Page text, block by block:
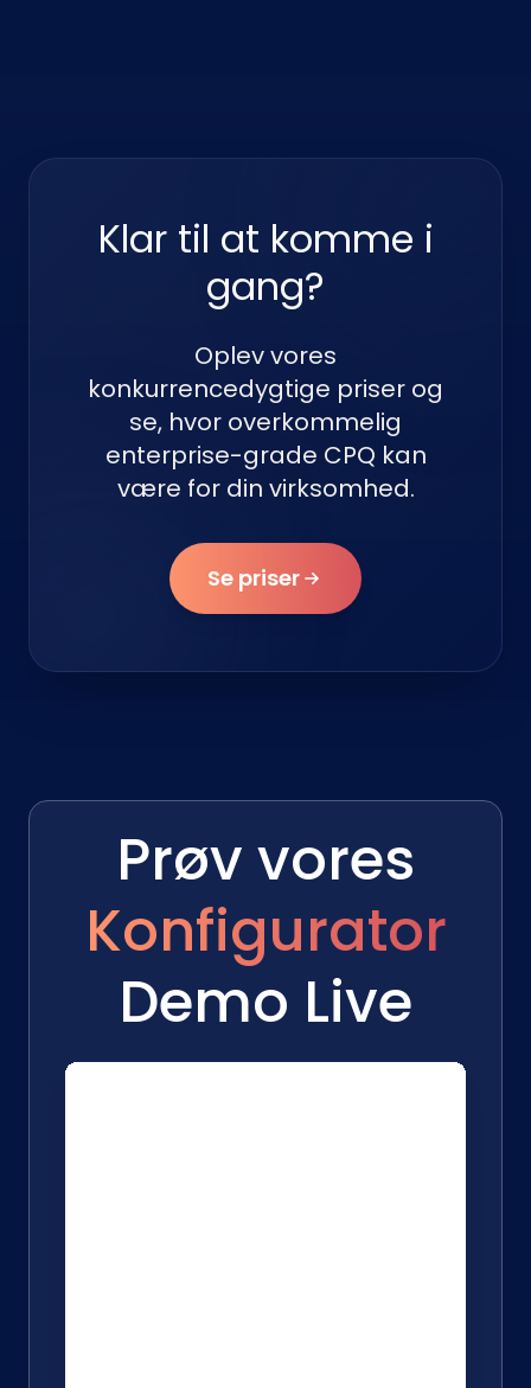
Klar til at komme i
gang?
Oplev vores
konkurrencedygtige priser og
se, hvor overkommelig
enterprise-grade CPQ kan
være for din virksomhed.
Se priser
Prøv vores
Konfigurator
Demo Live